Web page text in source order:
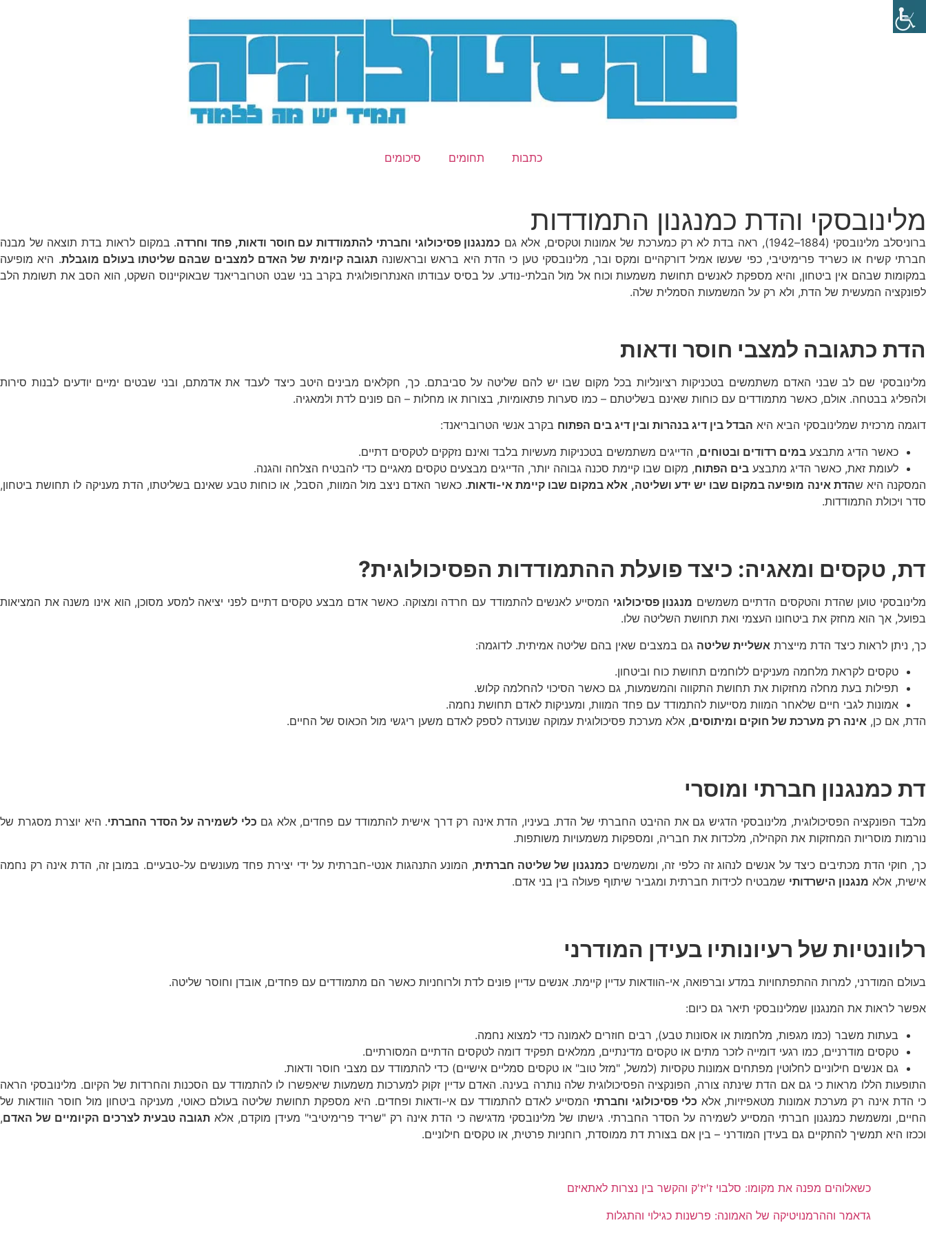
כתבות תחומים סיכומים
מלינובסקי והדת כמנגנון התמודדות
ברוניסלב מלינובסקי (1884–1942), ראה בדת לא רק כמערכת של אמונות וטקסים, אלא גם כמנגנון פסיכולוגי וחברתי להתמודדות עם חוסר ודאות, פחד וחרדה. במקום לראות בדת תוצאה של מבנה
חברתי קשיח או כשריד פרימיטיבי, כפי שעשו אמיל דורקהיים ומקס ובר, מלינובסקי טען כי הדת היא בראש ובראשונהתגובה קיומית של האדם למצבים שבהם שליטתו בעולם מוגבלת. היא מופיעה
במקומות שבהם אין ביטחון, והיא מספקת לאנשים תחושת משמעות וכוח אל מול הבלתי-נודע. על בסיס עבודתו האנתרופולוגית בקרב בני שבט הטרובריאנד שבאוקיינוס השקט, הוא הסב את תשומת הלב
לפונקציה המעשית של הדת, ולא רק על המשמעות הסמלית שלה.
הדת כתגובה למצבי חוסר ודאות
מלינובסקי שם לב שבני האדם משתמשים בטכניקות רציונליות בכל מקום שבו יש להם שליטה על סביבתם. כך, חקלאים מבינים היטב כיצד לעבד את אדמתם, ובני שבטים ימיים יודעים לבנות סירות
ולהפליג בבטחה. אולם, כאשר מתמודדים עם כוחות שאינם בשליטתם – כמו סערות פתאומיות, בצורות או מחלות – הם פונים לדת ולמאגיה.
דוגמה מרכזית שמלינובסקי הביא היא הבדל בין דיג בנהרות ובין דיג בים הפתוח בקרב אנשי הטרובריאנד:
כאשר הדיג מתבצע במים רדודים ובטוחים, הדייגים משתמשים בטכניקות מעשיות בלבד ואינם נזקקים לטקסים דתיים.
לעומת זאת, כאשר הדיג מתבצע בים הפתוח, מקום שבו קיימת סכנה גבוהה יותר, הדייגים מבצעים טקסים מאגיים כדי להבטיח הצלחה והגנה.
המסקנה היא שהדת אינה מופיעה במקום שבו יש ידע ושליטה, אלא במקום שבו קיימת אי-ודאות. כאשר האדם ניצב מול המוות, הסבל, או כוחות טבע שאינם בשליטתו, הדת מעניקה לו תחושת ביטחון,
סדר ויכולת התמודדות.
דת, טקסים ומאגיה: כיצד פועלת ההתמודדות הפסיכולוגית?
מלינובסקי טוען שהדת והטקסים הדתיים משמשים מנגנון פסיכולוגי המסייע לאנשים להתמודד עם חרדה ומצוקה. כאשר אדם מבצע טקסים דתיים לפני יציאה למסע מסוכן, הוא אינו משנה את המציאות
בפועל, אך הוא מחזק את ביטחונו העצמי ואת תחושת השליטה שלו.
כך, ניתן לראות כיצד הדת מייצרת אשליית שליטה גם במצבים שאין בהם שליטה אמיתית. לדוגמה:
טקסים לקראת מלחמה מעניקים ללוחמים תחושת כוח וביטחון.
תפילות בעת מחלה מחזקות את תחושת התקווה והמשמעות, גם כאשר הסיכוי להחלמה קלוש.
אמונות לגבי חיים שלאחר המוות מסייעות להתמודד עם פחד המוות, ומעניקות לאדם תחושת נחמה.
הדת, אם כן, אינה רק מערכת של חוקים ומיתוסים, אלא מערכת פסיכולוגית עמוקה שנועדה לספק לאדם משען ריגשי מול הכאוס של החיים.
דת כמנגנון חברתי ומוסרי
מלבד הפונקציה הפסיכולוגית, מלינובסקי הדגיש גם את ההיבט החברתי של הדת. בעיניו, הדת אינה רק דרך אישית להתמודד עם פחדים, אלא גם כלי לשמירה על הסדר החברתי. היא יוצרת מסגרת של
נורמות מוסריות המחזקות את הקהילה, מלכדות את חבריה, ומספקות משמעויות משותפות.
כך, חוקי הדת מכתיבים כיצד על אנשים לנהוג זה כלפי זה, ומשמשים כמנגנון של שליטה חברתית, המונע התנהגות אנטי-חברתית על ידי יצירת פחד מעונשים על-טבעיים. במובן זה, הדת אינה רק נחמה
אישית, אלא מנגנון הישרדותי שמבטיח לכידות חברתית ומגביר שיתוף פעולה בין בני אדם.
רלוונטיות של רעיונותיו בעידן המודרני
בעולם המודרני, למרות ההתפתחויות במדע וברפואה, אי-הוודאות עדיין קיימת. אנשים עדיין פונים לדת ולרוחניות כאשר הם מתמודדים עם פחדים, אובדן וחוסר שליטה.
אפשר לראות את המנגנון שמלינובסקי תיאר גם כיום:
בעתות משבר (כמו מגפות, מלחמות או אסונות טבע), רבים חוזרים לאמונה כדי למצוא נחמה.
טקסים מודרניים, כמו רגעי דומייה לזכר מתים או טקסים מדינתיים, ממלאים תפקיד דומה לטקסים הדתיים המסורתיים.
גם אנשים חילוניים לחלוטין מפתחים אמונות טקסיות (למשל, "מזל טוב" או טקסים סמליים אישיים) כדי להתמודד עם מצבי חוסר ודאות.
התופעות הללו מראות כי גם אם הדת שינתה צורה, הפונקציה הפסיכולוגית שלה נותרה בעינה. האדם עדיין זקוק למערכות משמעות שיאפשרו לו להתמודד עם הסכנות והחרדות של הקיום. מלינובסקי הראה
כי הדת אינה רק מערכת אמונות מטאפיזיות, אלא כלי פסיכולוגי וחברתי המסייע לאדם להתמודד עם אי-ודאות ופחדים. היא מספקת תחושת שליטה בעולם כאוטי, מעניקה ביטחון מול חוסר הוודאות של
החיים, ומשמשת כמנגנון חברתי המסייע לשמירה על הסדר החברתי. גישתו של מלינובסקי מדגישה כי הדת אינה רק "שריד פרימיטיבי" מעידן מוקדם, אלא תגובה טבעית לצרכים הקיומיים של האדם,
וככזו היא תמשיך להתקיים גם בעידן המודרני – בין אם בצורת דת ממוסדת, רוחניות פרטית, או טקסים חילוניים.
כשאלוהים מפנה את מקומו: סלבוי ז'יז'ק והקשר בין נצרות לאתאיזם
גדאמר וההרמנויטיקה של האמונה: פרשנות כגילוי והתגלות